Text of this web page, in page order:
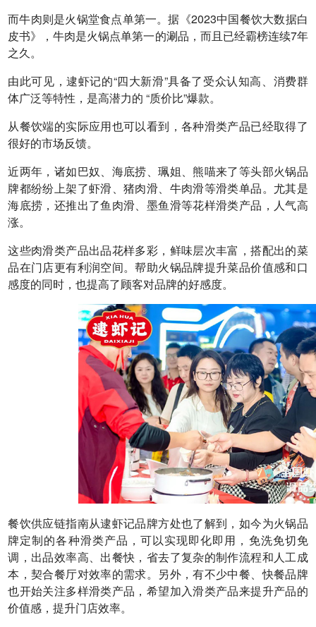
而牛肉则是火锅堂食点单第一。据《2023中国餐饮大数据白
皮书》，牛肉是火锅点单第一的涮品，而且已经霸榜连续7年
之久。
由此可见，逮虾记的“四大新滑”具备了受众认知高、消费群
体广泛等特性，是高潜力的 “质价比”爆款。
从餐饮端的实际应用也可以看到，各种滑类产品已经取得了
很好的市场反馈。
近两年，诸如巴奴、海底捞、珮姐、熊喵来了等头部火锅品
牌都纷纷上架了虾滑、猪肉滑、牛肉滑等滑类单品。尤其是
海底捞，还推出了鱼肉滑、墨鱼滑等花样滑类产品，人气高
涨。
这些肉滑类产品出品花样多彩，鲜味层次丰富，搭配出的菜
品在门店更有利润空间。帮助火锅品牌提升菜品价值感和口
感度的同时，也提高了顾客对品牌的好感度。
餐饮供应链指南从逮虾记品牌方处也了解到，如今为火锅品
牌定制的各种滑类产品，可以实现即化即用，免洗免切免
调，出品效率高、出餐快，省去了复杂的制作流程和人工成
本，契合餐厅对效率的需求。另外，有不少中餐、快餐品牌
也开始关注多样滑类产品，希望加入滑类产品来提升产品的
价值感，提升门店效率。